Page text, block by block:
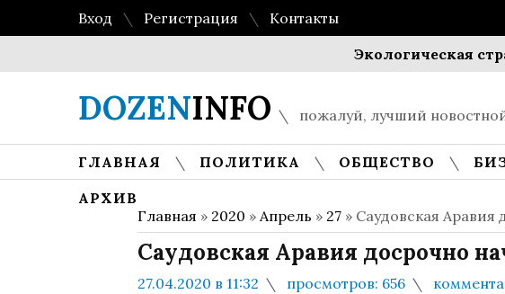
Вход Регистрация
Контакты
Экологическая
DOZENINFO пожалуй, лучший
ГЛАВНАЯ ПОЛИТИКА ОБЩЕСТВО
АРХИВ
Главная » 2020 » Апрель » 27 » Саудовская
Саудовская Аравия досрочно
27.04.2020 в 11:32 просмотров: 656